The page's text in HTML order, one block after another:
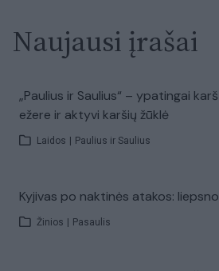
Naujausi įrašai
„Paulius ir Saulius“ – ypatingai
ežere ir aktyvi karšių žūklė
Laidos Paulius ir Saulius
Kyjivas po naktinės atakos:
Žinios Pasaulis